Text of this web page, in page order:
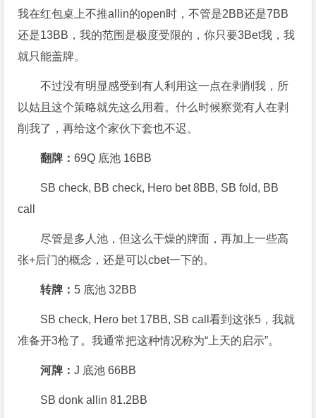
我在红包桌上不推allin的open时，不管是2BB还是7BB
还是13BB，我的范围是极度受限的，你只要3Bet我，我
就只能盖牌。
不过没有明显感受到有人利用这一点在剥削我，所
以姑且这个策略就先这么用着。什么时候察觉有人在剥
削我了，再给这个家伙下套也不迟。
翻牌：69Q 底池 16BB
SB check, BB check, Hero bet 8BB, SB fold, BB
call
尽管是多人池，但这么干燥的牌面，再加上一些高
张+后门的概念，还是可以cbet一下的。
转牌： 5 底池 32BB
SB check, Hero bet 17BB, SB call看到这张5，我就
准备开3枪了。我通常把这种情况称为“上天的启示”。
河牌：J 底池 66BB
SB donk allin 81.2BB